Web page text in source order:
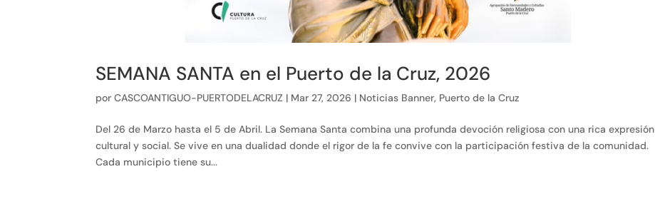
SEMANA SANTA en el Puerto de la Cruz, 2026
porCASCOANTIGUO-PUERTODELACRUZ | Mar 27, 2026 | Noticias Banner, Puerto de la Cruz
Del 26 de Marzo hasta el 5 de Abril. La Semana Santa combina una profunda devoción religiosa con una rica expresión
cultural y social. Se vive en una dualidad donde el rigor de la fe convive con la participación festiva de la comunidad.
Cada municipio tiene su...